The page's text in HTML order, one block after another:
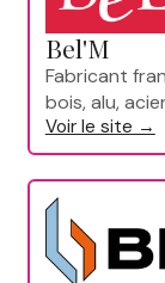
Bel'M
Fabricant
bois, alu,
Voir le site →